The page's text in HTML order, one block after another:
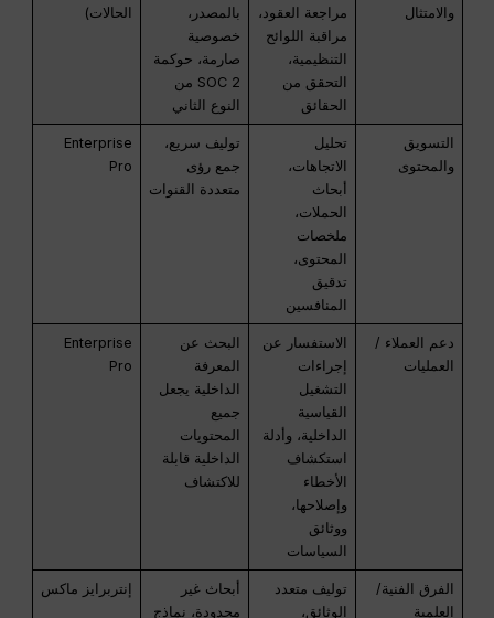
والامتثال
مراجعة العقود،
مراقبة اللوائح
التنظيمية،
التحقق من
الحقائق
بالمصدر،
خصوصية
صارمة، حوكمة
SOC 2 من
النوع الثاني
الحالات)
التسويق
والمحتوى
تحليل
الاتجاهات،
أبحاث
الحملات،
ملخصات
المحتوى،
تدقيق
المنافسين
توليف سريع،
جمع رؤى
متعددة القنوات
Enterprise
Pro
دعم العملاء /
العمليات
الاستفسار عن
إجراءات
التشغيل
القياسية
الداخلية، وأدلة
استكشاف
الأخطاء
وإصلاحها،
ووثائق
السياسات
البحث عن
المعرفة
الداخلية يجعل
جميع
المحتويات
الداخلية قابلة
للاكتشاف
Enterprise
Pro
الفرق الفنية/
العلمية
توليف متعدد
الوثائق،
أبحاث غير
محدودة، نماذج
إنتربرايز ماكس